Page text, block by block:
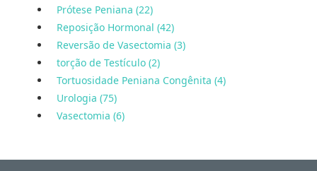
Prótese Peniana (22)
Reposição Hormonal (42)
Reversão de Vasectomia (3)
torção de Testículo (2)
Tortuosidade Peniana Congênita (4)
Urologia (75)
Vasectomia (6)